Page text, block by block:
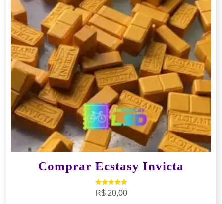
Comprar Ecstasy Invicta
Avaliação
5.00
R$20,00